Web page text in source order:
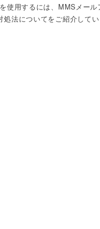
使用するには、MMSメール
処法についてをご紹介して